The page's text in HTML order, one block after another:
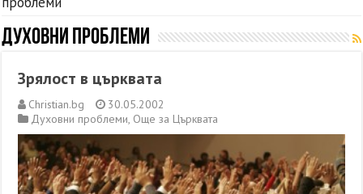
Духовни проблеми
Зрялост в църквата
Christian.bg
30.05.2002
Духовни проблеми, Още за Църквата